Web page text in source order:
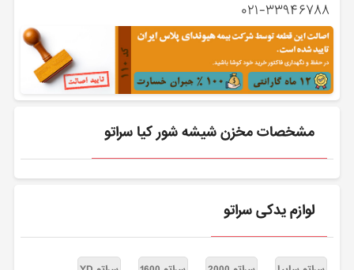
۰۲۱-۳۳۹۴۶۷۸۸
مشخصات مخزن شیشه شور کیا سراتو
لوازم یدکی سراتو